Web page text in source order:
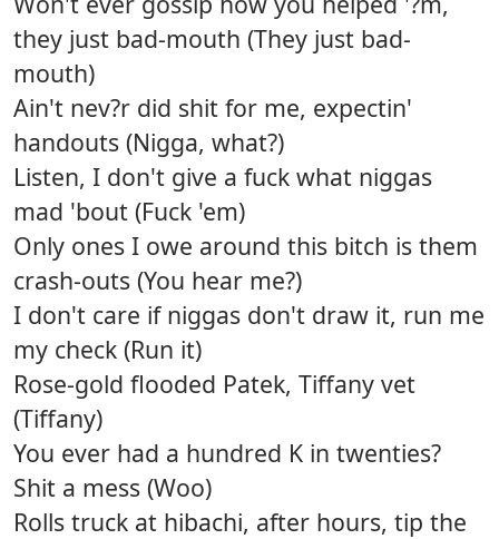
they just bad-mouth (They just bad-
mouth)
Ain't nev?r did shit for me, expectin'
handouts (Nigga, what?)
Listen, I don't give a fuck what niggas
mad 'bout (Fuck 'em)
Only ones I owe around this bitch is them
crash-outs (You hear me?)
I don't care if niggas don't draw it, run me
my check (Run it)
Rose-gold flooded Patek, Tiffany vet
(Tiffany)
You ever had a hundred K in twenties?
Shit a mess (Woo)
Rolls truck at hibachi, after hours, tip the